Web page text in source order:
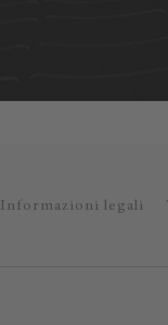
Informazioni legali